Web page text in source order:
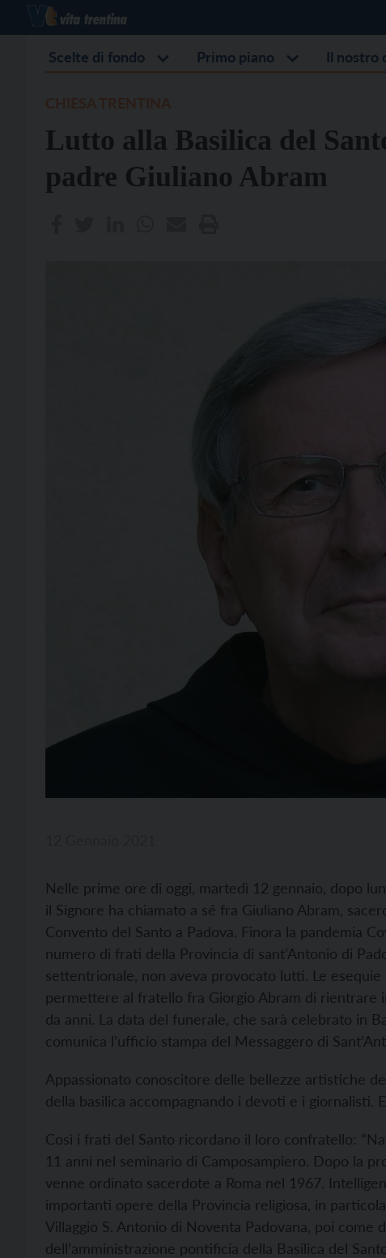
Scelte di fondo Primo piano Il nostro
Lutto alla Basilica del
padre Giuliano Abram
Nelle prime ore di oggi, martedì 12 gennaio, dopo
il Signore ha chiamato a sé fra Giuliano Abram,
Convento del Santo a Padova. Finora la pandemia
numero di frati della Provincia di sant’Antonio di
settentrionale, non aveva provocato lutti. Le
permettere al fratello fra Giorgio Abram di rientrare
da anni. La data del funerale, che sarà celebrato in
comunica l’ufficio stampa del Messaggero di
Appassionato conoscitore delle bellezze artistiche
della basilica accompagnando i devoti e i giornalisti.
Così i frati del Santo ricordano il loro confratello:
11 anni nel seminario di Camposampiero. Dopo la
venne ordinato sacerdote a Roma nel 1967.
importanti opere della Provincia religiosa, in
Villaggio S. Antonio di Noventa Padovana, poi
dell’amministrazione pontificia della Basilica del